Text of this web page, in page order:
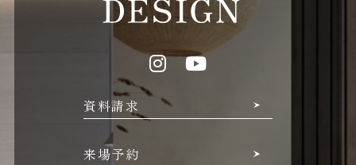
資料請求
来場予約